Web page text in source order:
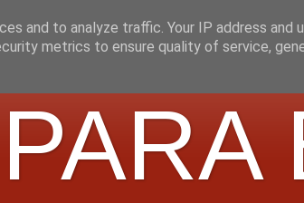
and to analyze traffic. Your IP address and
metrics to ensure quality of service,